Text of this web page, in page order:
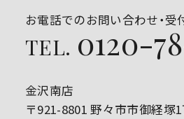
お電話でのお問い合わせ・受
TEL. 0120-
金沢南店
〒921-8801 野々市市御経塚